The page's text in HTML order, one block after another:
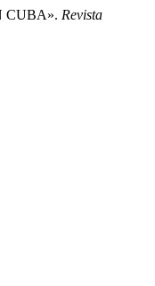
CUBA». Revista